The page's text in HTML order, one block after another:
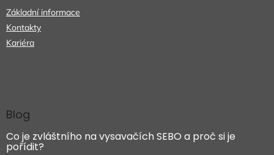
Základní informace
Kontakty
Kariéra
Blog
Co je zvláštního na vysavačích SEBO a proč si je
pořídit?